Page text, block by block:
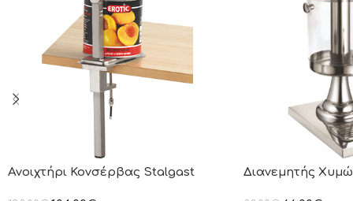
Ανοιχτήρι Κονσέρβας Stalgast Διανεμητής